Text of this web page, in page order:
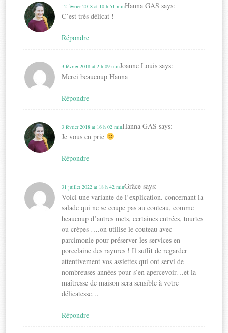
Hanna GAS says:
12 février 2018 at 10 h 51 min
C’est très délicat !
Répondre
Joanne Louis says:
3 février 2018 at 2 h 09 min
Merci beaucoup Hanna
Répondre
Hanna GAS says:
3 février 2018 at 16 h 02 min
Je vous en prie
Répondre
Grâce says:
31 juillet 2022 at 18 h 42 min
Voici une variante de l’explication. concernant la
salade qui ne se coupe pas au couteau, comme
beaucoup d’autres mets, certaines entrées, tourtes
ou crèpes ….on utilise le couteau avec
parcimonie pour préserver les services en
porcelaine des rayures ! Il suffit de regarder
attentivement vos assiettes qui ont servi de
nombreuses années pour s’en apercevoir…et la
maîtresse de maison sera sensible à votre
délicatesse…
Répondre